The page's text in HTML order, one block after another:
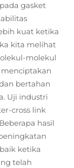
gasket
kuat ketika
kita melihat
molekul
bertahan
Uji industri
cross link
hasil
ketika
telah